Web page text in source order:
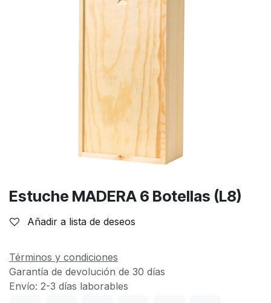
Estuche MADERA 6 Botellas (L8)
Añadir a lista de deseos
Términos y condiciones
Garantía de devolución de 30 días
Envío: 2-3 días laborables